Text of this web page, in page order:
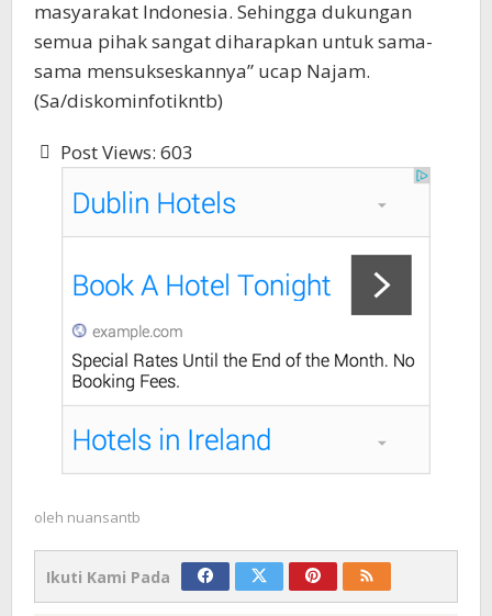
masyarakat Indonesia. Sehingga dukungan
semua pihak sangat diharapkan untuk sama-
sama mensukseskannya” ucap Najam.
(Sa/diskominfotikntb)
Post Views: 603
oleh nuansantb
Ikuti Kami Pada